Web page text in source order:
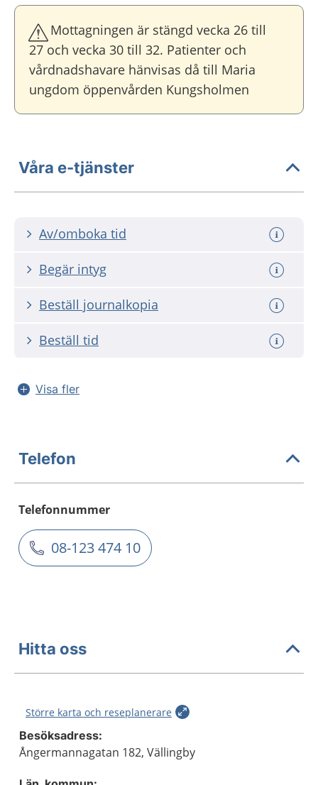
Mottagningen är stängd vecka 26 till
27 och vecka 30 till 32. Patienter och
vårdnadshavare hänvisas då till Maria
ungdom öppenvården Kungsholmen
Våra e-tjänster
Av/omboka tid
Begär intyg
Beställ journalkopia
Beställ tid
Visa fler
Telefon
Telefonnummer
08-123 474 10
Hitta oss
Större karta och reseplanerare
Besöksadress:
Ångermannagatan 182, Vällingby